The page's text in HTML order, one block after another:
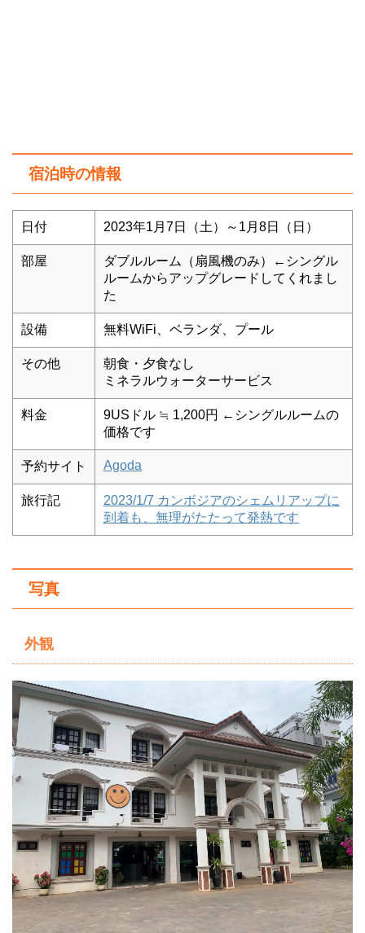
宿泊時の情報
日付 2023年1月7日（土）～1月8日（日）
部屋
ダブルルーム（扇風機のみ）←シングル
ルームからアップグレードしてくれまし
た
設備 無料WiFi、ベランダ、プール
その他
朝食・夕食なし
ミネラルウォーターサービス
料金
9USドル ≒ 1,200円 ←シングルルームの
価格です
予約サイト Agoda
旅行記
2023/1/7 カンボジアのシェムリアップに
到着も、無理がたたって発熱です
写真
外観